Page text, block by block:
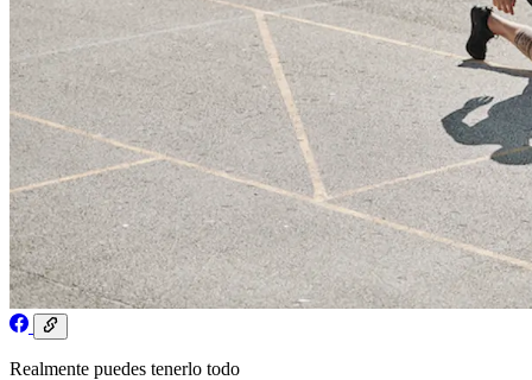
Realmente puedes tenerlo todo